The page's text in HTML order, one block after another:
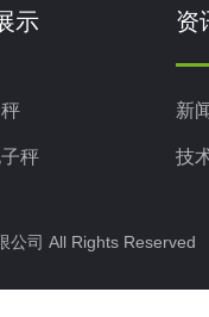
示
秤
衡
资
新
技
公司 All Rights